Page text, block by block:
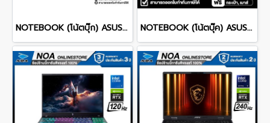
NOTEBOOK (โน้ตบุ๊ก) ASUS ROG ZEPHYRUS DUO 16 GX651AX-SR006WA 16" 3K OLED 120Hz Touchscreen/ULTRA 9 386H/64GB/SSD 2TB/RTX 5090/WINDOWS 11+MS OFFICE รับประกันศูนย์ไทย 3ปี NOTEBOOK (โน้ตบุ๊ค) ASUS TUF GAMING A16 FA607NUQ-RL010W 16" FHD+ 144Hz/RYZEN 7 170/RAM 8GB/SSD 512GB/RTX4050 รับประกันซ่อมฟรีถึงบ้าน 2ปี